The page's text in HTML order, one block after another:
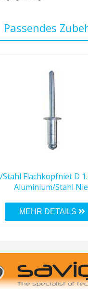
Passendes
Stahl Flachkopfniet D
Aluminium/Stahl
MEHR DETAILS